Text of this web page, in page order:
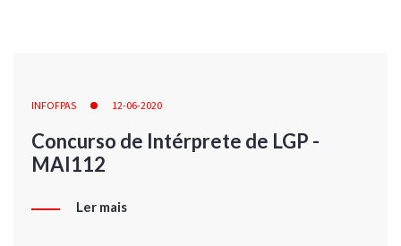
INFOFPAS 12-06-2020
Concurso de Intérprete de LGP -
MAI112
Ler mais